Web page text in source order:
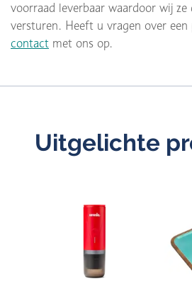
voorraad leverbaar waardoor wij ze
versturen. Heeft u vragen over
contact met ons op.
Uitgelichte